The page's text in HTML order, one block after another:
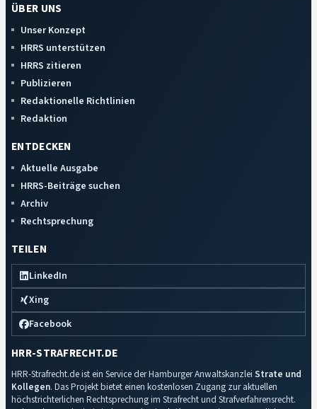
ÜBER UNS
Unser Konzept
HRRS unterstützen
HRRS zitieren
Publizieren
Redaktionelle Richtlinien
Redaktion
ENTDECKEN
Aktuelle Ausgabe
HRRS-Beiträge suchen
Archiv
Rechtsprechung
TEILEN
LinkedIn
Xing
Facebook
HRR-STRAFRECHT.DE
HRR-Strafrecht.de ist ein Service der Hamburger Anwaltskanzlei Strate und
Kollegen. Das Projekt bietet einen kostenlosen Zugang zur aktuellen
höchstrichterlichen Rechtsprechung im Strafrecht und Strafverfahrensrecht.